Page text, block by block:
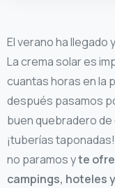
El verano ha llegado
La crema solar es
cuantas horas en la
después pasamos
buen quebradero
¡tuberías
no paramos yte
campings, hoteles